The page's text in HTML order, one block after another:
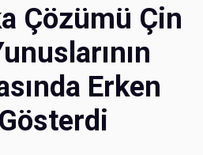
Çözümü Çin
Erken
Gösterdi